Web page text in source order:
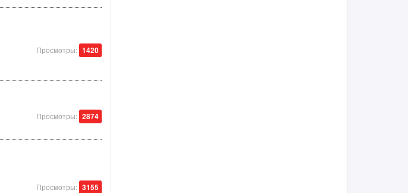
Просмотры: 1420
Просмотры: 2874
Просмотры: 3155